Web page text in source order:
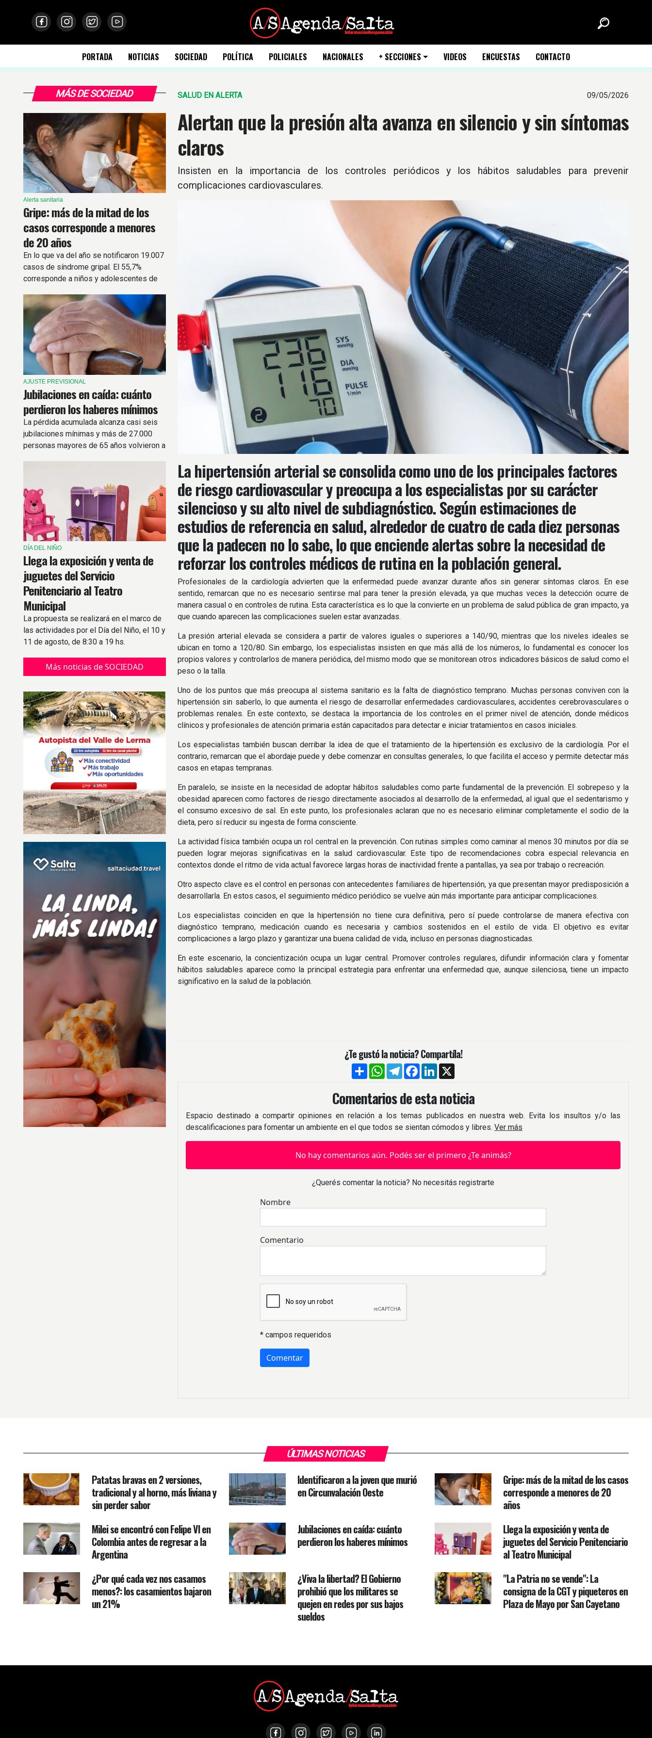
PORTADA NOTICIAS SOCIEDAD POLÍTICA POLICIALES NACIONALES + SECCIONES VIDEOS ENCUESTAS CONTACTO
MÁS DE SOCIEDAD
Alerta sanitaria
Gripe: más de la mitad de los
casos corresponde a menores
de 20 años
En lo que va del año se notificaron 19.007
casos de síndrome gripal. El 55,7%
corresponde a niños y adolescentes de
AJUSTE PREVISIONAL
Jubilaciones en caída: cuánto
perdieron los haberes mínimos
La pérdida acumulada alcanza casi seis
jubilaciones mínimas y más de 27.000
personas mayores de 65 años volvieron a
DÍA DEL NIÑO
Llega la exposición y venta de
juguetes del Servicio
Penitenciario al Teatro
Municipal
La propuesta se realizará en el marco de
las actividades por el Día del Niño, el 10 y
11 de agosto, de 8:30 a 19 hs.
Más noticias de SOCIEDAD
SALUD EN ALERTA 09/05/2026
Alertan que la presión alta avanza en silencio y sin síntomas
claros
Insisten en la importancia de los controles periódicos y los hábitos saludables para prevenir
complicaciones cardiovasculares.
La hipertensión arterial se consolida como uno de los principales factores
de riesgo cardiovascular y preocupa a los especialistas por su carácter
silencioso y su alto nivel de subdiagnóstico. Según estimaciones de
estudios de referencia en salud, alrededor de cuatro de cada diez personas
que la padecen no lo sabe, lo que enciende alertas sobre la necesidad de
reforzar los controles médicos de rutina en la población general.
Profesionales de la cardiología advierten que la enfermedad puede avanzar durante años sin generar síntomas claros. En ese
sentido, remarcan que no es necesario sentirse mal para tener la presión elevada, ya que muchas veces la detección ocurre de
manera casual o en controles de rutina. Esta característica es lo que la convierte en un problema de salud pública de gran impacto, ya
que cuando aparecen las complicaciones suelen estar avanzadas.
La presión arterial elevada se considera a partir de valores iguales o superiores a 140/90, mientras que los niveles ideales se
ubican en torno a 120/80. Sin embargo, los especialistas insisten en que más allá de los números, lo fundamental es conocer los
propios valores y controlarlos de manera periódica, del mismo modo que se monitorean otros indicadores básicos de salud como el
peso o la talla.
Uno de los puntos que más preocupa al sistema sanitario es la falta de diagnóstico temprano. Muchas personas conviven con la
hipertensión sin saberlo, lo que aumenta el riesgo de desarrollar enfermedades cardiovasculares, accidentes cerebrovasculares o
problemas renales. En este contexto, se destaca la importancia de los controles en el primer nivel de atención, donde médicos
clínicos y profesionales de atención primaria están capacitados para detectar e iniciar tratamientos en casos iniciales.
Los especialistas también buscan derribar la idea de que el tratamiento de la hipertensión es exclusivo de la cardiología. Por el
contrario, remarcan que el abordaje puede y debe comenzar en consultas generales, lo que facilita el acceso y permite detectar más
casos en etapas tempranas.
En paralelo, se insiste en la necesidad de adoptar hábitos saludables como parte fundamental de la prevención. El sobrepeso y la
obesidad aparecen como factores de riesgo directamente asociados al desarrollo de la enfermedad, al igual que el sedentarismo y
el consumo excesivo de sal. En este punto, los profesionales aclaran que no es necesario eliminar completamente el sodio de la
dieta, pero sí reducir su ingesta de forma consciente.
La actividad física también ocupa un rol central en la prevención. Con rutinas simples como caminar al menos 30 minutos por día se
pueden lograr mejoras significativas en la salud cardiovascular. Este tipo de recomendaciones cobra especial relevancia en
contextos donde el ritmo de vida actual favorece largas horas de inactividad frente a pantallas, ya sea por trabajo o recreación.
Otro aspecto clave es el control en personas con antecedentes familiares de hipertensión, ya que presentan mayor predisposición a
desarrollarla. En estos casos, el seguimiento médico periódico se vuelve aún más importante para anticipar complicaciones.
Los especialistas coinciden en que la hipertensión no tiene cura definitiva, pero sí puede controlarse de manera efectiva con
diagnóstico temprano, medicación cuando es necesaria y cambios sostenidos en el estilo de vida. El objetivo es evitar
complicaciones a largo plazo y garantizar una buena calidad de vida, incluso en personas diagnosticadas.
En este escenario, la concientización ocupa un lugar central. Promover controles regulares, difundir información clara y fomentar
hábitos saludables aparece como la principal estrategia para enfrentar una enfermedad que, aunque silenciosa, tiene un impacto
significativo en la salud de la población.
¿Te gustó la noticia? Compartíla!
CompartirWhatsApp
TelegramFacebook
LinkedIn
Comentarios de esta noticia
Espacio destinado a compartir opiniones en relación a los temas publicados en nuestra web. Evita los insultos y/o las
descalificaciones para fomentar un ambiente en el que todos se sientan cómodos y libres. Ver más
No hay comentarios aún. Podés ser el primero ¿Te animás?
¿Querés comentar la noticia? No necesitás registrarte
Nombre
Comentario
* campos requeridos
ÚLTIMAS NOTICIAS
Patatas bravas en 2 versiones,
tradicional y al horno, más liviana y
sin perder sabor
Identificaron a la joven que murió
en Circunvalación Oeste
Gripe: más de la mitad de los casos
corresponde a menores de 20
años
Milei se encontró con Felipe VI en
Colombia antes de regresar a la
Argentina
Jubilaciones en caída: cuánto
perdieron los haberes mínimos
Llega la exposición y venta de
juguetes del Servicio Penitenciario
al Teatro Municipal
¿Por qué cada vez nos casamos
menos?: los casamientos bajaron
un 21%
¿Viva la libertad? El Gobierno
prohibió que los militares se
quejen en redes por sus bajos
sueldos
"La Patria no se vende": La
consigna de la CGT y piqueteros en
Plaza de Mayo por San Cayetano